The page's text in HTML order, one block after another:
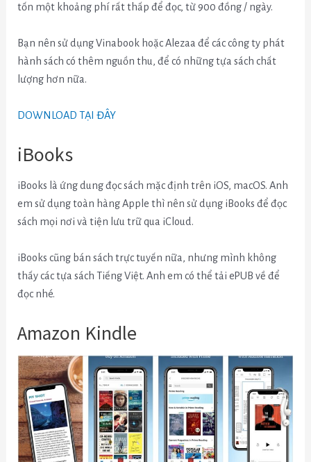
tốn một khoảng phí rất thấp để đọc, từ 900 đồng / ngày.
Bạn nên sử dụng Vinabook hoặc Alezaa để các công ty phát
hành sách có thêm nguồn thu, để có những tựa sách chất
lượng hơn nữa.
DOWNLOAD TẠI ĐÂY
iBooks
iBooks là ứng dung đọc sách mặc định trên iOS, macOS. Anh
em sử dụng toàn hàng Apple thì nên sử dụng iBooks để đọc
sách mọi nơi và tiện lưu trữ qua iCloud.
iBooks cũng bán sách trực tuyến nữa, nhưng mình không
thấy các tựa sách Tiếng Việt. Anh em có thể tải ePUB về để
đọc nhé.
Amazon Kindle